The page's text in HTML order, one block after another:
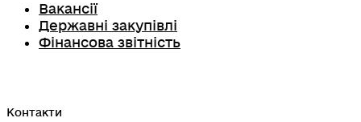
Вакансії
Державні закупівлі
Фінансова звітність
Контакти